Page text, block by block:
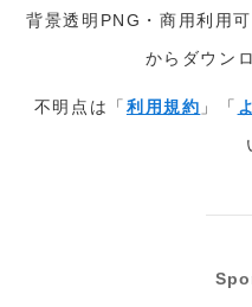
背景透明PNG・商用利用
からダウン
不明点は「利用規約 」「